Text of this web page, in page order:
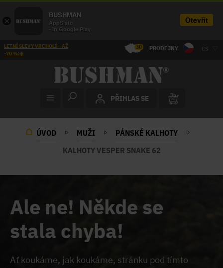
LETNÍ SLEVY VRCHOLÍ – AŽ
-70 %!☀️
30 PRODEJNY CS
PŘIHLAS SE
ÚVOD MUŽI
PÁNSKÉ KALHOTY
KALHOTY VESPER SNAKE 62
Ale ne! Někde se
stala chyba!
Ať koukáme, jak koukáme, stránku pod tímto
×
BUSHMAN
AppSisto
- In Google Play
Otevřít